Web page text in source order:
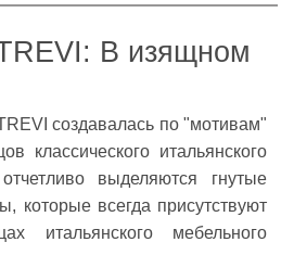
В изящном
создавалась по "мотивам"
классического итальянского
выделяются гнутые
которые всегда присутствуют
итальянского мебельного